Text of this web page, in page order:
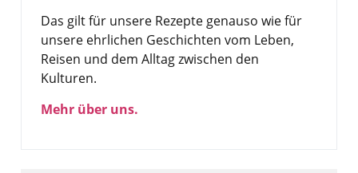
Das gilt für unsere Rezepte genauso wie für
unsere ehrlichen Geschichten vom Leben,
Reisen und dem Alltag zwischen den
Kulturen.
Mehr über uns.